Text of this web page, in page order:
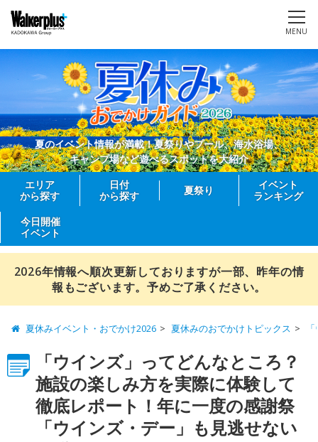
MENU
夏のイベント情報が満載！夏祭りやプール、海水浴場、
キャンプ場など遊べるスポットを大紹介
エリア
から探す
日付
から探す
夏祭り
イベント
ランキング
今日開催
イベント
2026年情報へ順次更新しておりますが一部、昨年の情
報もございます。予めご了承ください。
夏休みイベント・おでかけ2026 夏休みのおでかけトピックス
「ウインズ」ってどんなところ？
施設の楽しみ方を実際に体験して
徹底レポート！年に一度の感謝祭
「ウインズ・デー」も見逃せない